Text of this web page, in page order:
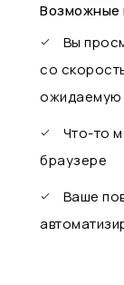
Возможные
Вы
со
ожидаемую
Что-то
браузере
Ваше